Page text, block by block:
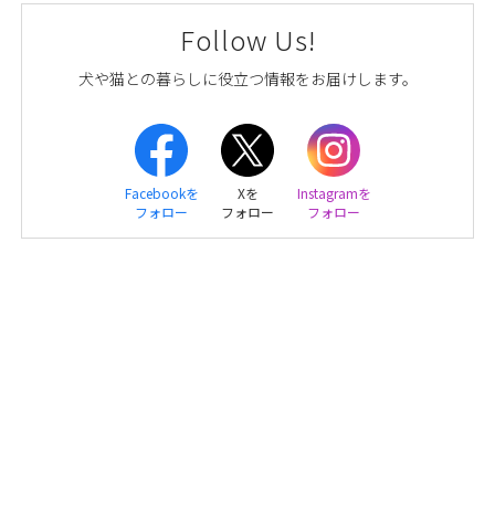
Follow Us!
犬や猫との暮らしに役立つ情報をお届けします。
Facebookを
フォロー
Xを
フォロー
Instagramを
フォロー